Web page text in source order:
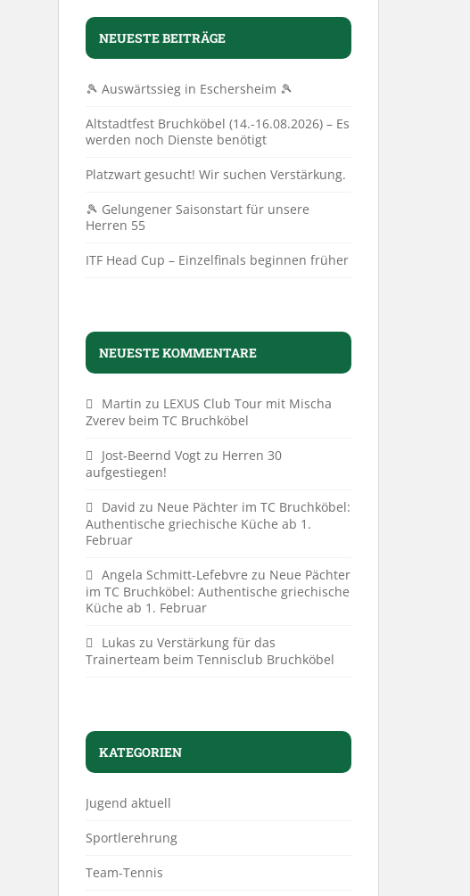
NEUESTE BEITRÄGE
🎾 Auswärtssieg in Eschersheim 🎾
Altstadtfest Bruchköbel (14.-16.08.2026) – Es
werden noch Dienste benötigt
Platzwart gesucht! Wir suchen Verstärkung.
🎾 Gelungener Saisonstart für unsere
Herren 55
ITF Head Cup – Einzelfinals beginnen früher
NEUESTE KOMMENTARE
Martin zu LEXUS Club Tour mit Mischa
Zverev beim TC Bruchköbel
Jost-Beernd Vogt zu Herren 30
aufgestiegen!
David zu Neue Pächter im TC Bruchköbel:
Authentische griechische Küche ab 1.
Februar
Angela Schmitt-Lefebvre zu Neue Pächter
im TC Bruchköbel: Authentische griechische
Küche ab 1. Februar
Lukas zu Verstärkung für das
Trainerteam beim Tennisclub Bruchköbel
KATEGORIEN
Jugend aktuell
Sportlerehrung
Team-Tennis